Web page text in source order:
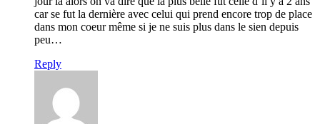
car se fut la dernière avec celui qui prend encore trop de place
dans mon coeur même si je ne suis plus dans le sien depuis
peu…
Reply